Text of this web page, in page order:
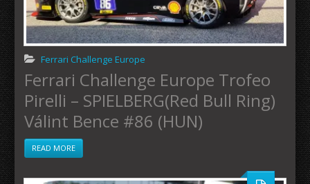
Ferrari Challenge Europe
Ferrari Challenge Europe Trofeo
Pirelli – SPIELBERG(Red Bull Ring)
Válint Bence #86 (HUN)
READ MORE